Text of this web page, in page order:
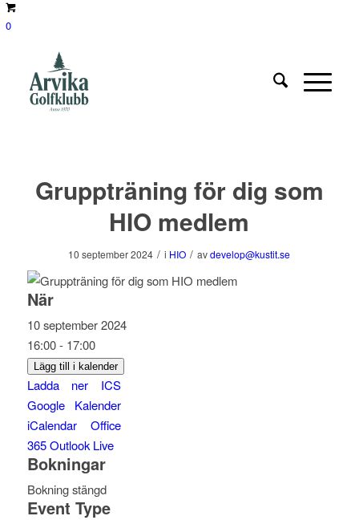
0
Gruppträning för dig som
HIO medlem
10 september 2024 / i HIO / avdevelop@kustit.se
När
10 september 2024
16:00 - 17:00
Lägg till i kalender
Ladda ner ICS
Google Kalender
iCalendar
Office
365 Outlook Live
Bokningar
Bokning stängd
Event Type